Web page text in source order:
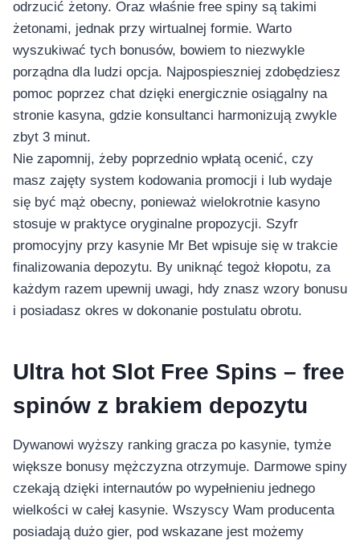
odrzucić żetony. Oraz właśnie free spiny są takimi
żetonami, jednak przy wirtualnej formie. Warto
wyszukiwać tych bonusów, bowiem to niezwykle
porządna dla ludzi opcja. Najpospieszniej zdobędziesz
pomoc poprzez chat dzięki energicznie osiągalny na
stronie kasyna, gdzie konsultanci harmonizują zwykle
zbyt 3 minut.
Nie zapomnij, żeby poprzednio wpłatą ocenić, czy
masz zajęty system kodowania promocji i lub wydaje
się być mąż obecny, ponieważ wielokrotnie kasyno
stosuje w praktyce oryginalne propozycji. Szyfr
promocyjny przy kasynie Mr Bet wpisuje się w trakcie
finalizowania depozytu. By uniknąć tegoż kłopotu, za
każdym razem upewnij uwagi, hdy znasz wzory bonusu
i posiadasz okres w dokonanie postulatu obrotu.
Ultra hot Slot Free Spins – free
spinów z brakiem depozytu
Dywanowi wyższy ranking gracza po kasynie, tymże
większe bonusy mężczyzna otrzymuje. Darmowe spiny
czekają dzięki internautów po wypełnieniu jednego
wielkości w całej kasynie. Wszyscy Wam producenta
posiadają dużo gier, pod wskazane jest możemy